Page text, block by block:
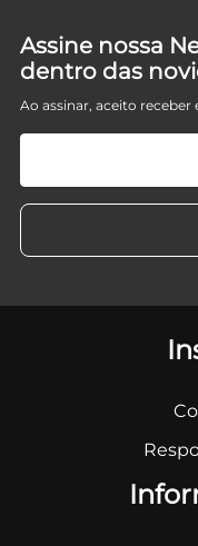
Assine nossa
dentro das
Ao assinar, aceito